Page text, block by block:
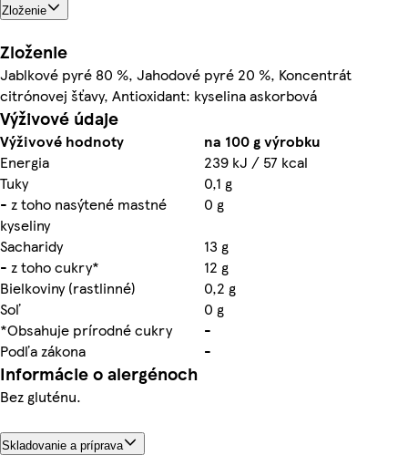
Zloženie
Zloženie
Jablkové pyré 80 %, Jahodové pyré 20 %, Koncentrát
citrónovej šťavy, Antioxidant: kyselina askorbová
Výživové údaje
Výživové hodnoty
na 100 g výrobku
Energia
239 kJ / 57 kcal
Tuky
0,1 g
- z toho nasýtené mastné
kyseliny
0 g
Sacharidy
13 g
- z toho cukry*
12 g
Bielkoviny (rastlinné)
0,2 g
Soľ
0 g
*Obsahuje prírodné cukry
-
Podľa zákona
-
Informácie o alergénoch
Bez gluténu.
Skladovanie a príprava